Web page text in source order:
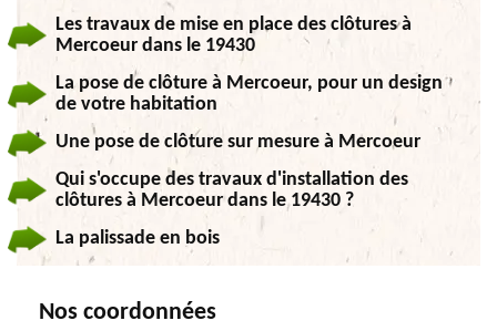
Les travaux de mise en place des clôtures à
Mercoeur dans le 19430
La pose de clôture à Mercoeur, pour un design
de votre habitation
Une pose de clôture sur mesure à Mercoeur
Qui s'occupe des travaux d'installation des
clôtures à Mercoeur dans le 19430 ?
La palissade en bois
Nos coordonnées